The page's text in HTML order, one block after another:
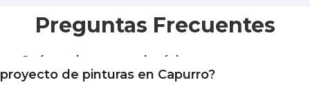
Preguntas Frecuentes
¿Cuánto tiempo tarda típicamente un
proyecto de pinturas en Capurro?